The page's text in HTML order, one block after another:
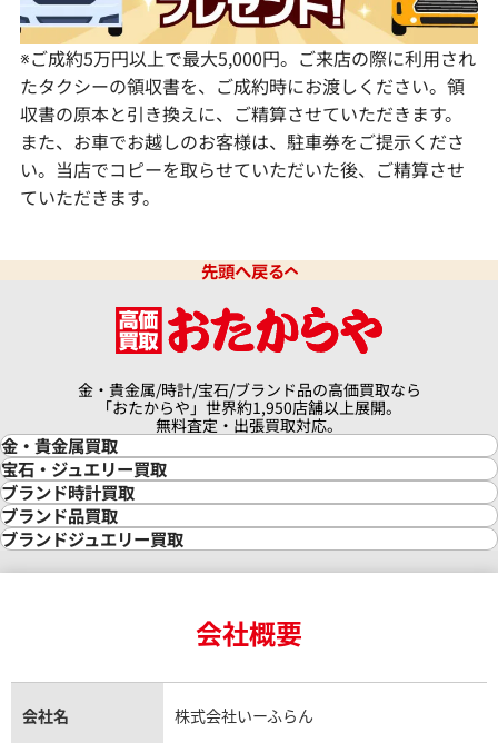
※ご成約5万円以上で最大5,000円。ご来店の際に利用され
たタクシーの領収書を、ご成約時にお渡しください。領
収書の原本と引き換えに、ご精算させていただきます。
また、お車でお越しのお客様は、駐車券をご提示くださ
い。当店でコピーを取らせていただいた後、ご精算させ
ていただきます。
先頭へ戻る
金・貴金属/時計/宝石/ブランド品の高価買取なら
「おたからや」世界約1,950店舗以上展開。
無料査定・出張買取対応。
金・貴金属買取
金買取
金の相場価格情報
金の参考買取価格一覧
インゴット買取
インゴットの相場価格情報
24金買取
金貨買取
貴金属買取
宝石・ジュエリー買取
宝石・ジュエリー買取
ダイヤモンド買取
ダイヤモンド・宝石の参考価格一覧
リング・結婚指輪買取
エメラルド買取
トパーズ買取
タンザナイト買取
ブランド時計買取
時計買取
ロレックス買取
ロレックス デイトナ買取
ロレックス サブマリーナー買取
ロレックス エクスプローラー買取
ロレックス デイトジャスト買取
パテック フィリップノーチラス買取
ブランド品買取
ブランド買取
シャネル マトラッセ買取
ブランドジュエリー買取
ヴァンクリーフ＆アーペル買取
ショーメ買取
会社概要
会社名 株式会社いーふらん